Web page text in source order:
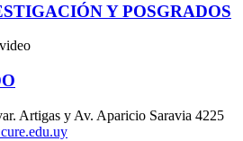
Y POSGRADOS
Artigas y Av. Aparicio Saravia 4225